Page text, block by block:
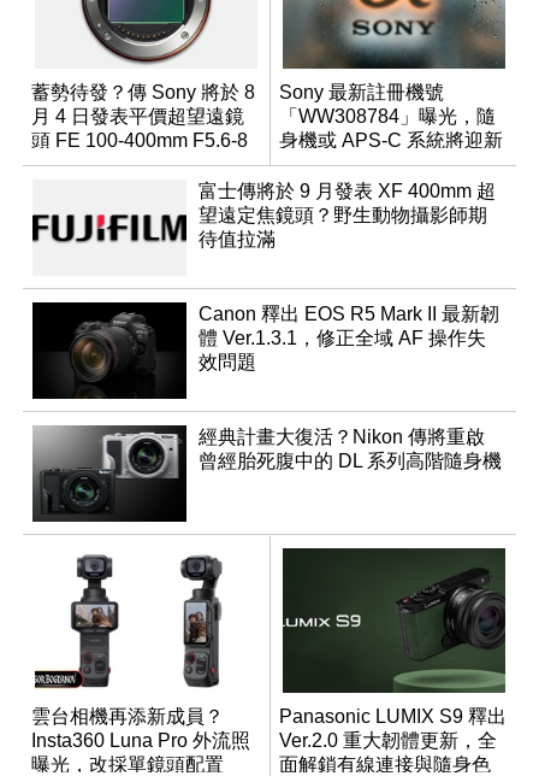
蓄勢待發？傳 Sony 將於 8
月 4 日發表平價超望遠鏡
頭 FE 100-400mm F5.6-8
Sony 最新註冊機號
「WW308784」曝光，隨
身機或 APS-C 系統將迎新
成員？
富士傳將於 9 月發表 XF 400mm 超
望遠定焦鏡頭？野生動物攝影師期
待值拉滿
Canon 釋出 EOS R5 Mark II 最新韌
體 Ver.1.3.1，修正全域 AF 操作失
效問題
經典計畫大復活？Nikon 傳將重啟
曾經胎死腹中的 DL 系列高階隨身機
雲台相機再添新成員？
Insta360 Luna Pro 外流照
曝光，改採單鏡頭配置
Panasonic LUMIX S9 釋出
Ver.2.0 重大韌體更新，全
面解鎖有線連接與隨身色